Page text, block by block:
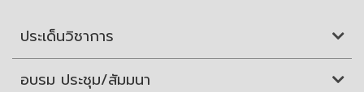
ประเด็นวิชาการ
อบรม ประชุม/สัมมนา